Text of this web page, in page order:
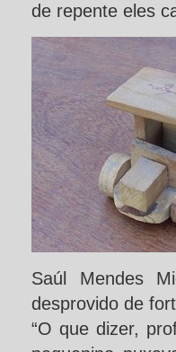
de repente eles
Saúl Mendes
desprovido de
“O que dizer,